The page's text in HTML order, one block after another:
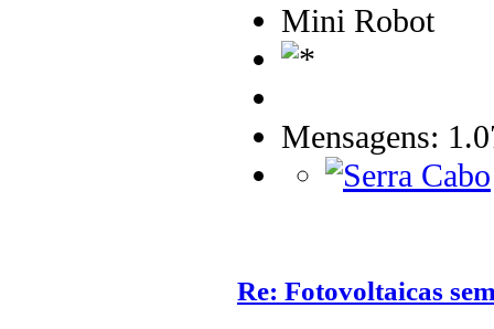
Mini Robot
Mensagens:
Re: Fotovoltaicas